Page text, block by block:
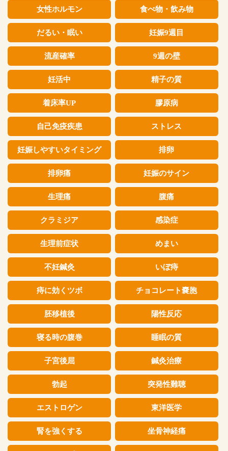
女性ホルモン 食べ物・飲み物
だるい・眠い 妊娠9週目
流産確率 9週の壁
妊活中 精子の質
着床率UP 膠原病
自己免疫疾患 ストレス
妊娠しやすいタイミング 排卵
排卵痛 妊娠のサイン
生理痛 腹痛
クラミジア 感染症
生理前症状 めまい
不妊鍼灸 いぼ痔
痔に効くツボ チョコレート嚢胞
胚移植後 陽性反応
寝る時の腹巻 睡眠の質
子宮後屈 鍼灸治療
勃起 突発性難聴
エストロゲン 東洋医学
腎を強くする 坐骨神経痛